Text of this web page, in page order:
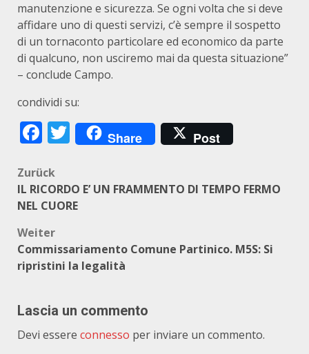
manutenzione e sicurezza. Se ogni volta che si deve
affidare uno di questi servizi, c’è sempre il sospetto
di un tornaconto particolare ed economico da parte
di qualcuno, non usciremo mai da questa situazione”
– conclude Campo.
condividi su:
Facebook
Twitter
Share Post
Beitragsnavigation
Zurück
IL RICORDO E’ UN FRAMMENTO DI TEMPO FERMO
NEL CUORE
Weiter
Commissariamento Comune Partinico. M5S: Si
ripristini la legalità
Lascia un commento
Devi essere connesso per inviare un commento.